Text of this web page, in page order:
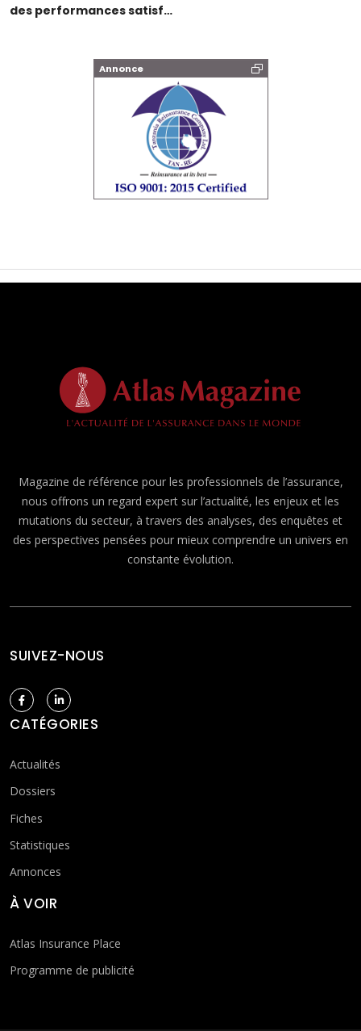
des performances satisf…
Annonce
Magazine de référence pour les professionnels de l’assurance,
nous offrons un regard expert sur l’actualité, les enjeux et les
mutations du secteur, à travers des analyses, des enquêtes et
des perspectives pensées pour mieux comprendre un univers en
constante évolution.
SUIVEZ-NOUS
CATÉGORIES
Actualités
Dossiers
Fiches
Statistiques
Annonces
À VOIR
Atlas Insurance Place
Programme de publicité